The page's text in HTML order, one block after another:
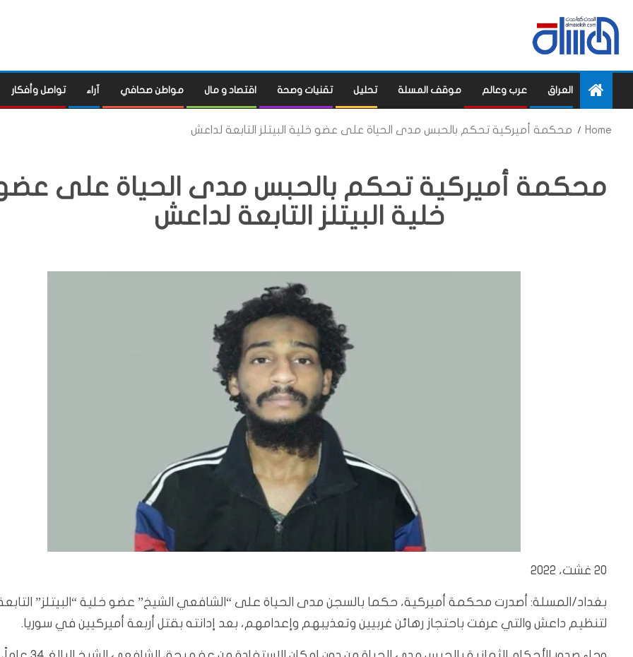
العراق عرب وعالم موقف المسلة تحليل تقنيات وصحة اقتصاد و مال مواطن صحافي آراء تواصل وأفكار
Home محكمة أميركية تحكم بالحبس مدى الحياة على عضو خلية البيتلز التابعة لداعش
محكمة أميركية تحكم بالحبس مدى الحياة على
خلية البيتلز التابعة لداعش
20 غشت، 2022
بغداد/المسلة: أصدرت محكمة أميركية، حكما بالسجن مدى الحياة على “الشافعي الشيخ” عضو خلية “البيتلز”
لتنظيم داعش والتي عرفت باحتجاز رهائن غربيين وتعذيبهم وإعدامهم، بعد إدانته بقتل أربعة أميركيين في سوريا.